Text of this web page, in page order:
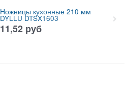
Ножницы кухонные 210 мм
DYLLU DTSX1603
11,52 руб